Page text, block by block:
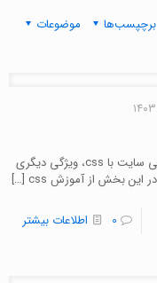
موضوعات برچپسب‌ها
علاوه بر شبه عناصر (Pseudo-Elements)، در طراحی سایت با css، ویژگی دیگری
[…]
0 اطلاعات بیشتر